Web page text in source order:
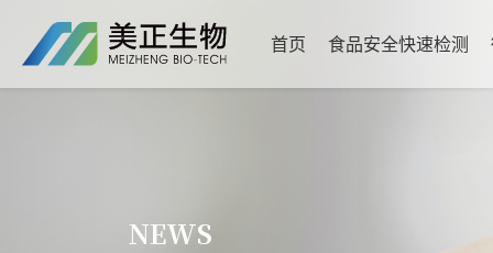
首页 食品安全快速检测
NEWS